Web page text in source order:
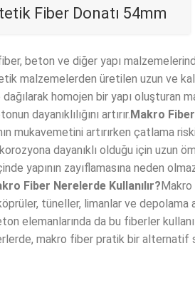
Fiber Donatı 54mm
beton ve diğer yapı
malzemelerden üretilen uzun ve
dağılarak homojen bir yapı
dayanıklılığını artırır.Makro
mukavemetini artırırken çatlama
korozyona dayanıklı olduğu için
yapının zayıflamasına neden
Fiber Nerelerde Kullanılır?
tüneller, limanlar ve depolama
elemanlarında da bu fiberler
makro fiber pratik bir alternatif